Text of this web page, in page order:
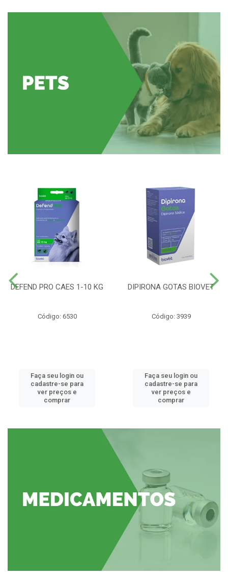
DEFEND PRO CAES 1-10 KG
Código: 6530
Faça seu login ou
cadastre-se para
ver preços e
comprar
DIPIRONA GOTAS BIOVET
Código: 3939
Faça seu login ou
cadastre-se para
ver preços e
comprar